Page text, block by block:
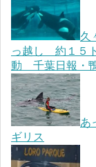
久
っ越し 約１５
動 千葉日報・
あ
ギリス